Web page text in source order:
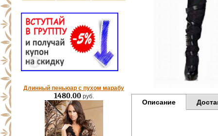
Длинный пеньюар с пухом марабу
1480.00руб.
Описание